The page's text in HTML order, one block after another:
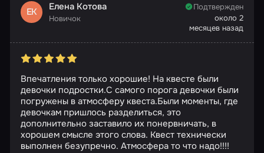
ЕК Елена Котова
Новичок
Подтвержден
около 2
месяцев назад
Впечатления только хорошие! На квесте были
девочки подростки.С самого порога девочки были
погружены в атмосферу квеста.Были моменты, где
девочкам пришлось разделиться, это
дополнительно заставило их понервничать, в
хорошем смысле этого слова. Квест технически
выполнен безупречно. Атмосфера то что надо!!!!